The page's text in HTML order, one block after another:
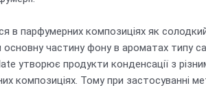
парфумерних композиціях як солодкий
частину фону в ароматах типу
утворює продукти конденсації з
Тому при застосуванні